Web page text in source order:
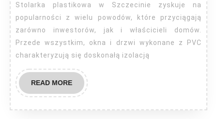
Stolarka plastikowa w Szczecinie zyskuje na
popularności z wielu powodów, które przyciągają
zarówno inwestorów, jak i właścicieli domów.
Przede wszystkim, okna i drzwi wykonane z PVC
charakteryzują się doskonałą izolacją
READ MOREREAD
MORE